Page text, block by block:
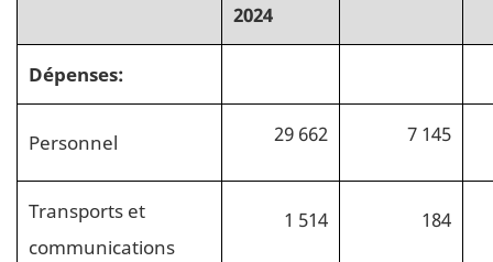
2024
Dépenses:
Personnel 29 662 7 145
Transports et
communications
1 514 184